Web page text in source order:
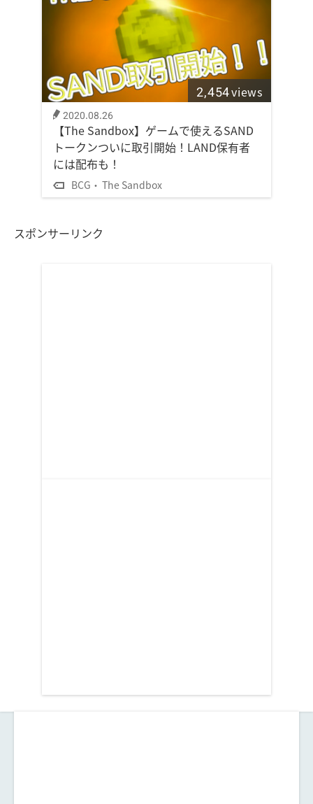
2,454views
2020.08.26
【The Sandbox】ゲームで使えるSAND
トークンついに取引開始！LAND保有者
には配布も！
BCG The Sandbox
スポンサーリンク